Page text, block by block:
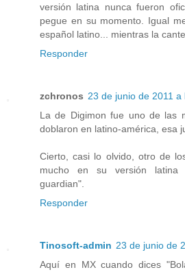
versión latina nunca fueron
pegue en su momento. Igual
español latino... mientras la
Responder
zchronos 23 de junio de 2011 a
La de Digimon fue uno de las
doblaron en latino-américa, esa
Cierto, casi lo olvido, otro de
mucho en su versión
guardian".
Responder
Tinosoft-admin 23 de junio de
Aquí en MX cuando dices